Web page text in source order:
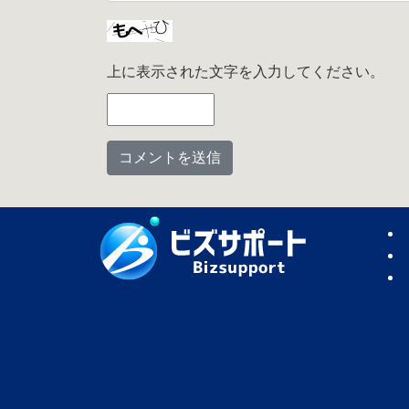
上に表示された文字を入力してください。